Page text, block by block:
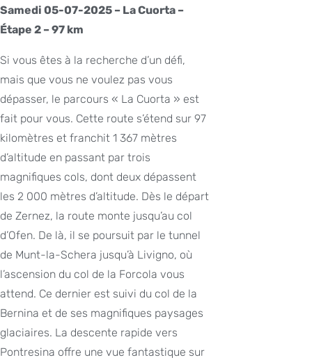
Samedi 05-07-2025 – La Cuorta –
Étape 2 – 97 km
Si vous êtes à la recherche d’un défi,
mais que vous ne voulez pas vous
dépasser, le parcours « La Cuorta » est
fait pour vous. Cette route s’étend sur 97
kilomètres et franchit 1 367 mètres
d’altitude en passant par trois
magnifiques cols, dont deux dépassent
les 2 000 mètres d’altitude. Dès le départ
de Zernez, la route monte jusqu’au col
d’Ofen. De là, il se poursuit par le tunnel
de Munt-la-Schera jusqu’à Livigno, où
l’ascension du col de la Forcola vous
attend. Ce dernier est suivi du col de la
Bernina et de ses magnifiques paysages
glaciaires. La descente rapide vers
Pontresina offre une vue fantastique sur